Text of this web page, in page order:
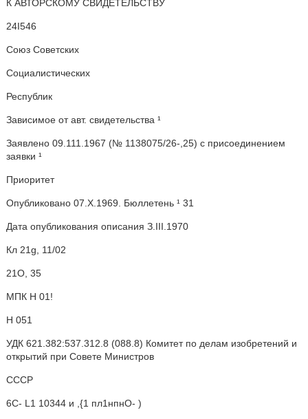
К АВТОРСКОМУ СВИДЕТЕЛЬСТВУ
24I546
Союз Советских
Социалистических
Республик
Зависимое от авт. свидетельства ¹
Заявлено 09.111.1967 (№ 1138075/26-,25) с присоединением
заявки ¹
Приоритет
Опубликовано 07.Х.1969. Бюллетень ¹ 31
Дата опубликования описания З.III.1970
Кл 21g, 11/02
21О, 35
МПК Н 01!
Н 051
УДК 621.382:537.312.8 (088.8) Комитет по делам изобретений и
открытий при Совете Министров
СССР
6С- L1 10344 и ,{1 пл1нпнО- )